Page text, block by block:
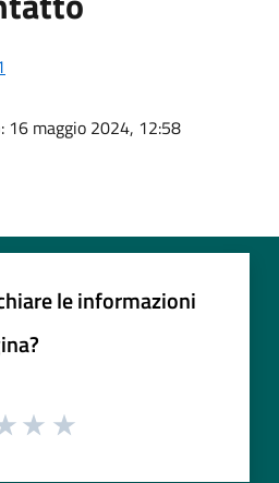
: 16 maggio 2024, 12:58
le informazioni